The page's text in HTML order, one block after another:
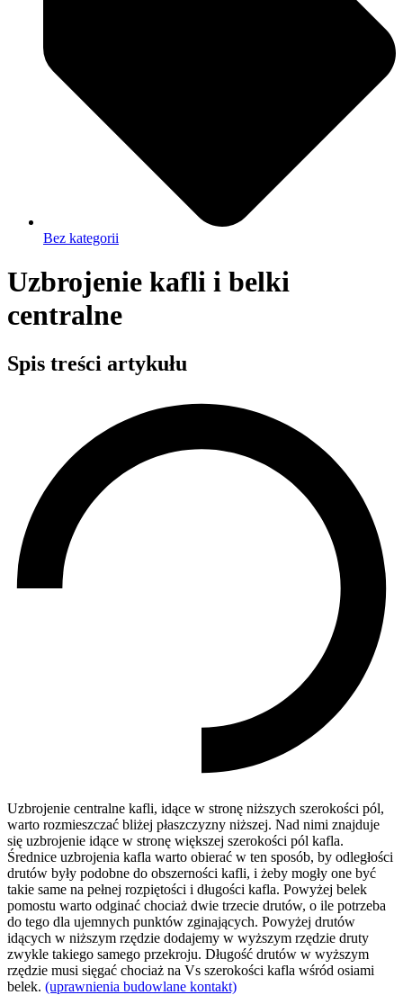
Bez kategorii
Uzbrojenie kafli i belki
centralne
Spis treści artykułu
Uzbrojenie centralne kafli, idące w stronę niższych szerokości pól,
warto rozmieszczać bliżej płaszczyzny niższej. Nad nimi znajduje
się uzbrojenie idące w stronę większej szerokości pól kafla.
Średnice uzbrojenia kafla warto obierać w ten sposób, by odległości
drutów były podobne do obszerności kafli, i żeby mogły one być
takie same na pełnej rozpiętości i długości kafla. Powyżej belek
pomostu warto odginać chociaż dwie trzecie drutów, o ile potrzeba
do tego dla ujemnych punktów zginających. Powyżej drutów
idących w niższym rzędzie dodajemy w wyższym rzędzie druty
zwykle takiego samego przekroju. Długość drutów w wyższym
rzędzie musi sięgać chociaż na Vs szerokości kafla wśród osiami
belek. (uprawnienia budowlane kontakt)